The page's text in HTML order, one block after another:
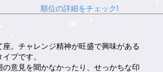
順位の詳細をチェック!
。チャレンジ精神が旺盛で興味がある
プです。
意見を聞かなかったり、せっかちな印